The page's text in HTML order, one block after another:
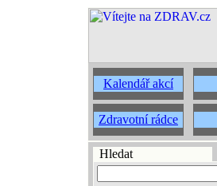
Kalendář akcí
Zdravotní rádce
Hledat